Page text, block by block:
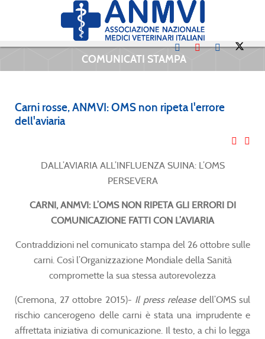
COMUNICATI STAMPA
Carni rosse, ANMVI: OMS non ripeta l'errore
dell'aviaria
DALL’AVIARIA ALL’INFLUENZA SUINA: L’OMS
PERSEVERA
CARNI, ANMVI: L’OMS NON RIPETA GLI ERRORI DI
COMUNICAZIONE FATTI CON L’AVIARIA
Contraddizioni nel comunicato stampa del 26 ottobre sulle
carni. Così l’Organizzazione Mondiale della Sanità
compromette la sua stessa autorevolezza
(Cremona, 27 ottobre 2015)- Il press releasedell’OMS sul
rischio cancerogeno delle carni è stata una imprudente e
affrettata iniziativa di comunicazione. Il testo, a chi lo legga